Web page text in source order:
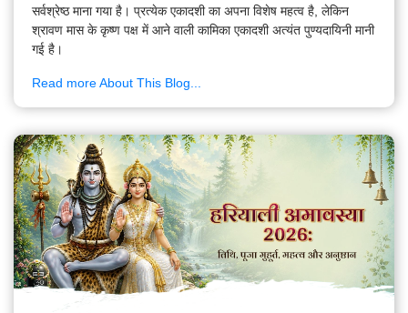
सर्वश्रेष्ठ माना गया है। प्रत्येक एकादशी का अपना विशेष महत्व है, लेकिन
श्रावण मास के कृष्ण पक्ष में आने वाली कामिका एकादशी अत्यंत पुण्यदायिनी मानी
गई है।
Read more About This Blog...